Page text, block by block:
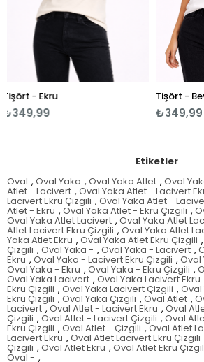
Tişört - Beyaz
Etiketler
Oval , Oval Yaka , Oval Yaka Atlet , Oval
Atlet - Lacivert , Oval Yaka Atlet - Lacivert
Lacivert Ekru Çizgili , Oval Yaka Atlet -
Atlet - Ekru , Oval Yaka Atlet - Ekru Çizgili ,
Oval Yaka Atlet Lacivert , Oval Yaka Atlet
Atlet Lacivert Ekru Çizgili , Oval Yaka Atlet
Yaka Atlet Ekru , Oval Yaka Atlet Ekru Çizgili ,
Çizgili , Oval Yaka - , Oval Yaka - Lacivert ,
Ekru , Oval Yaka - Lacivert Ekru Çizgili , Oval
Oval Yaka - Ekru , Oval Yaka - Ekru Çizgili ,
Oval Yaka Lacivert , Oval Yaka Lacivert Ekru
Ekru Çizgili , Oval Yaka Lacivert Çizgili , Oval
Ekru Çizgili , Oval Yaka Çizgili , Oval Atlet ,
Lacivert , Oval Atlet - Lacivert Ekru , Oval
Çizgili , Oval Atlet - Lacivert Çizgili , Oval
Ekru Çizgili , Oval Atlet - Çizgili ,Oval Atlet
Lacivert Ekru , Oval Atlet Lacivert Ekru Çizgili
Çizgili , Oval Atlet Ekru , Oval Atlet Ekru
Oval - ,